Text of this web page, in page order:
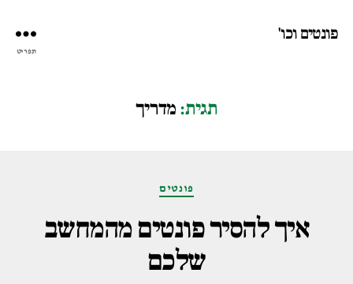
פונטים וכו'
תפריט
תגית:מדריך
קטגוריותפונטים
איך להסיר פונטים מהמחשב
שלכם